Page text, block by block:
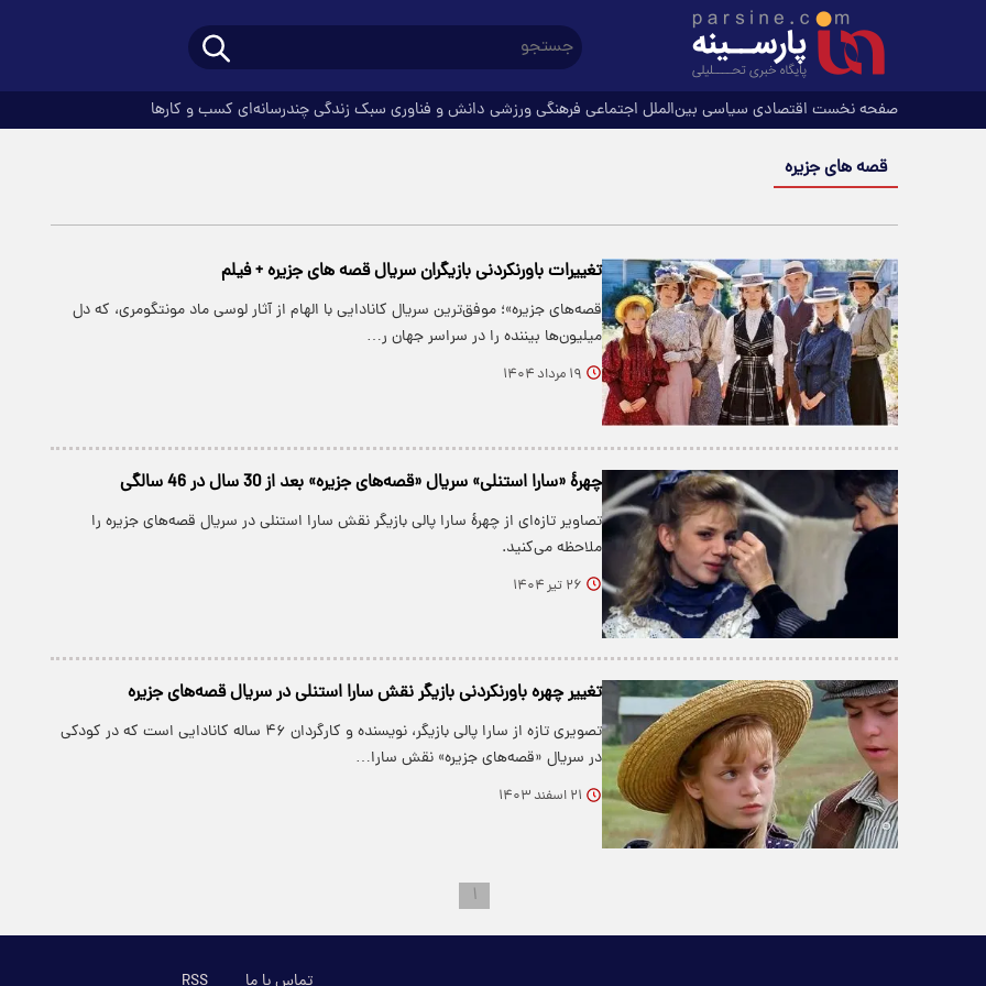
صفحه نخست اقتصادی سیاسی بین‌الملل اجتماعی فرهنگیورزشی دانش و فناوری سبک زندگیچندرسانه‌ای کسب و کارها
قصه های جزیره
تغییرات باورنکردنی بازیگران سریال قصه های جزیره + فیلم
قصه‌های جزیره»؛ موفق‌ترین سریال کانادایی با الهام از آثار لوسی ماد مونتگومری، که دل
میلیون‌ها بیننده را در سراسر جهان ر…
۱۹ مرداد ۱۴۰۴
چهرۀ «سارا استنلی» سریال «قصه‌های جزیره» بعد از 30 سال در 46 سالگی
تصاویر تازه‌ای از چهرۀ سارا پالی بازیگر نقش سارا استنلی در سریال قصه‌های جزیره را
ملاحظه می‌کنید.
۲۶ تیر ۱۴۰۴
تغییر چهره باورنکردنی بازیگر نقش سارا استنلی در سریال قصه‌های جزیره
تصویری تازه از سارا پالی بازیگر، نویسنده و کارگردان ۴۶ ساله کانادایی است که در کودکی
در سریال «قصه‌های جزیره» نقش سارا…
۲۱ اسفند ۱۴۰۳
۱